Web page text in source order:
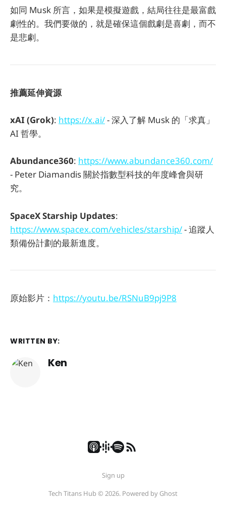
如同 Musk 所言，如果是模擬遊戲，結局往往是最富戲
劇性的。我們要做的，就是確保這個戲劇是喜劇，而不
是悲劇。
推薦延伸資源
xAI (Grok): https://x.ai/- 深入了解 Musk 的「求真」
AI 哲學。
Abundance360: https://www.abundance360.com/
- Peter Diamandis 關於指數型科技的年度峰會與研
究。
SpaceX Starship Updates:
https://www.spacex.com/vehicles/starship/- 追蹤人
類備份計劃的最新進度。
原始影片： https://youtu.be/RSNuB9pj9P8
WRITTEN BY:
Ken
Sign up
Tech Titans Hub © 2026. Powered by Ghost